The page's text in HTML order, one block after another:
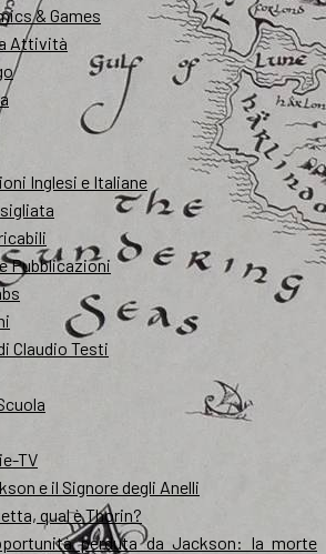
& Games
Attività
Inglesi e Italiane
Pubblicazioni
Claudio Testi
TV
e il Signore degli Anelli
qual è Thorin?
perduta da Jackson: la morte